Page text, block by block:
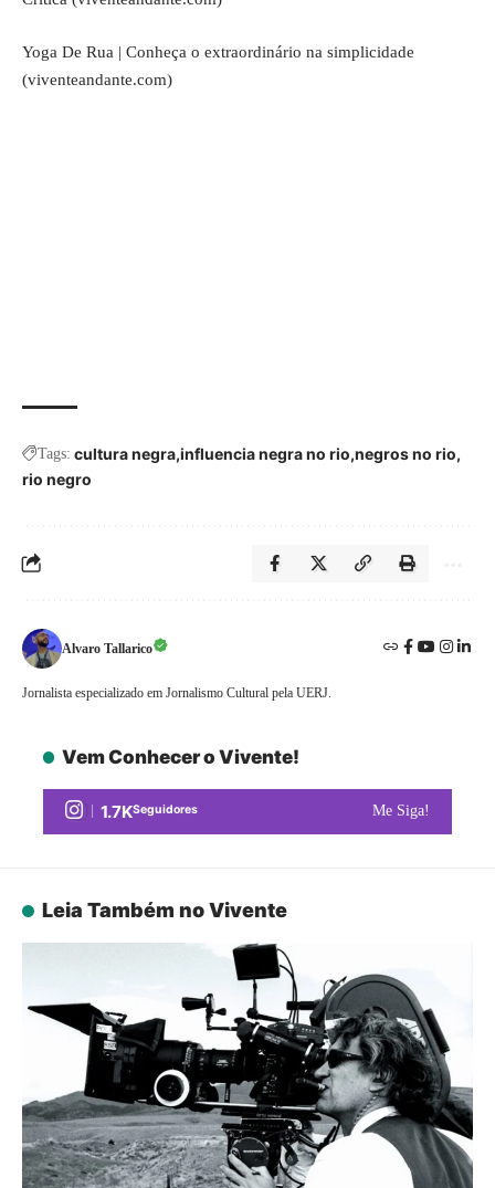
Yoga De Rua | Conheça o extraordinário na simplicidade
(viventeandante.com)
Tags: cultura negra influencia negra no rio negros no rio
rio negro
Alvaro Tallarico
Jornalista especializado em Jornalismo Cultural pela UERJ.
Vem Conhecer o Vivente!
1.7KSeguidores Me Siga!
Leia Também no Vivente